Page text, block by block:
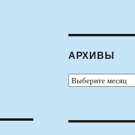
АРХИВЫ
Архивы